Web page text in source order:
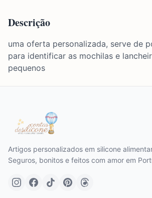
Descrição
uma oferta personalizada, serve de
para identificar as mochilas e
pequenos
Artigos personalizados em silicone
Seguros, bonitos e feitos com amor em